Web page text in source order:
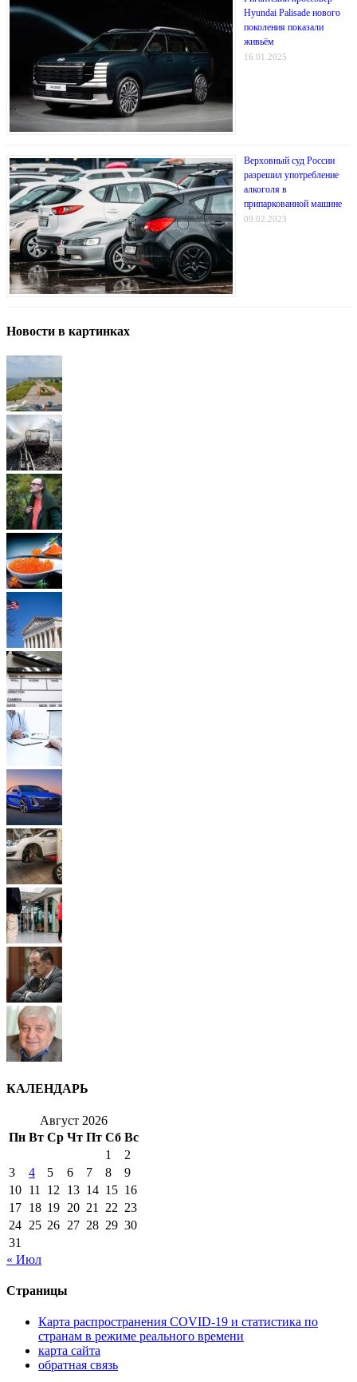
Hyundai Palisade нового
поколения показали
живьём
16.01.2025
Верховный суд России
разрешил употребление
алкоголя в
припаркованной машине
09.02.2023
Новости в картинках
КАЛЕНДАРЬ
Август 2026
Пн Вт Ср Чт Пт Сб Вс
1
2
3
4 5 6 7 8
9
10 11 12 13 14 15 16
17 18 19 20 21 22 23
24 25 26 27 28 29 30
31
« Июл
Страницы
Карта распространения COVID-19 и статистика по
странам в режиме реального времени
карта сайта
обратная связь